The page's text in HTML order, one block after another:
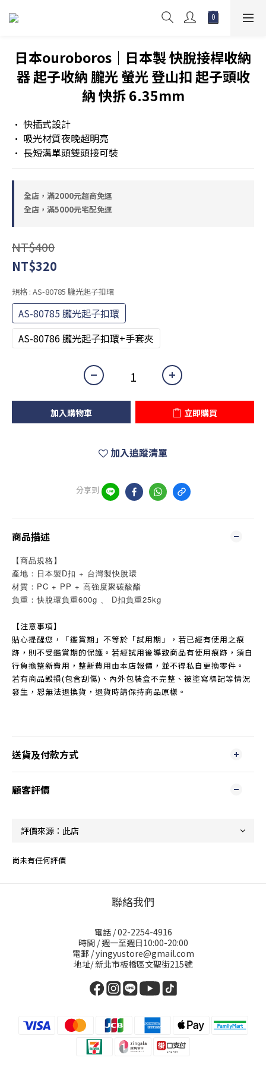
日本ouroboros｜日本製 快脫接桿收納
器 起子收納 朧光 螢光 登山扣 起子頭收
納 快拆 6.35mm
• 快插式設計
• 吸光材質夜晚超明亮
• 長短溝單頭雙頭接可裝
全店，滿2000元超商免運
全店，滿5000元宅配免運
NT$400
NT$320
規格 : AS-80785 朧光起子扣環
AS-80785 朧光起子扣環
AS-80786 朧光起子扣環+手套夾
加入購物車 立即購買
加入追蹤清單
分享到
商品描述
【商品規格】
產地：日本製D扣 + 台灣製快脫環
材質：PC + PP + 高強度聚碳酸酯
負重：快脫環負重600g 、 D扣負重25kg
【注意事項】
貼心提醒您，「鑑賞期」不等於「試用期」，若已經有使用之痕
跡，則不受鑑賞期的保護。若經試用後導致商品有使用痕跡，須自
行負擔整新費用，整新費用由本店報價，並不得私自更換零件。
若有商品毀損(包含刮傷)、內外包裝盒不完整、被塗寫標記等情況
發生，恕無法退換貨，退貨時請保持商品原樣。
送貨及付款方式
顧客評價
尚未有任何評價
聯絡我們
電話 / 02-2254-4916
時間 / 週一至週日10:00-20:00
電郵 / yingyustore@gmail.com
地址/ 新北市板橋區文聖街215號